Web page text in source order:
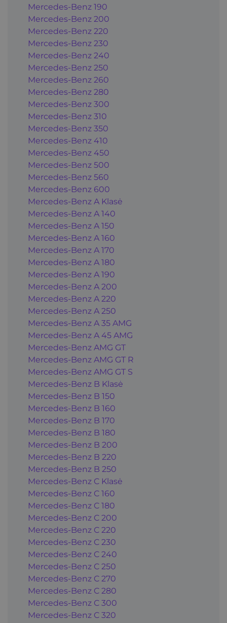
Mercedes-Benz 190
Mercedes-Benz 200
Mercedes-Benz 220
Mercedes-Benz 230
Mercedes-Benz 240
Mercedes-Benz 250
Mercedes-Benz 260
Mercedes-Benz 280
Mercedes-Benz 300
Mercedes-Benz 310
Mercedes-Benz 350
Mercedes-Benz 410
Mercedes-Benz 450
Mercedes-Benz 500
Mercedes-Benz 560
Mercedes-Benz 600
Mercedes-Benz A Klasė
Mercedes-Benz A 140
Mercedes-Benz A 150
Mercedes-Benz A 160
Mercedes-Benz A 170
Mercedes-Benz A 180
Mercedes-Benz A 190
Mercedes-Benz A 200
Mercedes-Benz A 220
Mercedes-Benz A 250
Mercedes-Benz A 35 AMG
Mercedes-Benz A 45 AMG
Mercedes-Benz AMG GT
Mercedes-Benz AMG GT R
Mercedes-Benz AMG GT S
Mercedes-Benz B Klasė
Mercedes-Benz B 150
Mercedes-Benz B 160
Mercedes-Benz B 170
Mercedes-Benz B 180
Mercedes-Benz B 200
Mercedes-Benz B 220
Mercedes-Benz B 250
Mercedes-Benz C Klasė
Mercedes-Benz C 160
Mercedes-Benz C 180
Mercedes-Benz C 200
Mercedes-Benz C 220
Mercedes-Benz C 230
Mercedes-Benz C 240
Mercedes-Benz C 250
Mercedes-Benz C 270
Mercedes-Benz C 280
Mercedes-Benz C 300
Mercedes-Benz C 320